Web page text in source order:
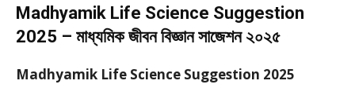
Madhyamik Life Science Suggestion
2025 – মাধ্যমিক জীবন বিজ্ঞান সাজেশন ২০২৫
Madhyamik Life Science Suggestion 2025